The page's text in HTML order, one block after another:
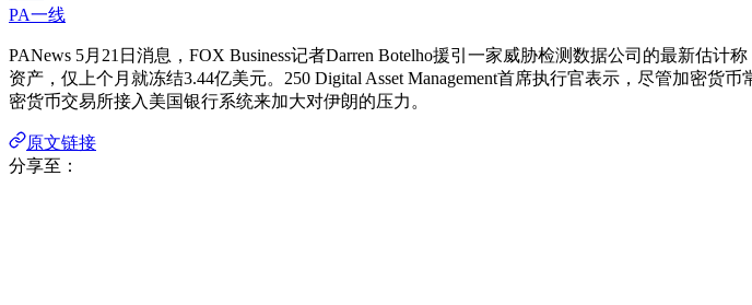
PA一线
PANews 5月21日消息，FOX Business记者Darren Botelho援引一家威胁检测数据公司的最新估
资产，仅上个月就冻结3.44亿美元。250 Digital Asset Management首席执行官表示，尽管加密
密货币交易所接入美国银行系统来加大对伊朗的压力。
原文链接
分享至：